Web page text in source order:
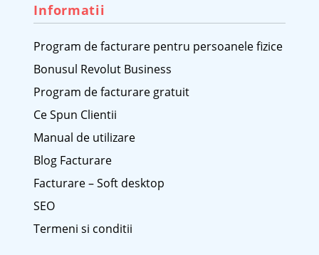
Informatii
Program de facturare pentru persoanele fizice
Bonusul Revolut Business
Program de facturare gratuit
Ce Spun Clientii
Manual de utilizare
Blog Facturare
Facturare – Soft desktop
SEO
Termeni si conditii